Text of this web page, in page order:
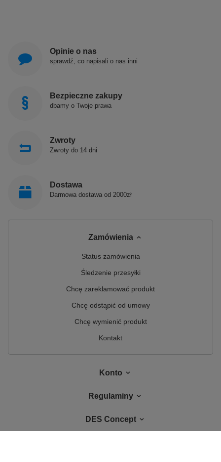
Opinie o nas
sprawdź, co napisali o nas inni
Bezpieczne zakupy
dbamy o Twoje prawa
Zwroty
Zwroty do 14 dni
Dostawa
Darmowa dostawa od 2000zł
Zamówienia
Status zamówienia
Śledzenie przesyłki
Chcę zareklamować produkt
Chcę odstąpić od umowy
Chcę wymienić produkt
Kontakt
Konto
Regulaminy
DES Concept